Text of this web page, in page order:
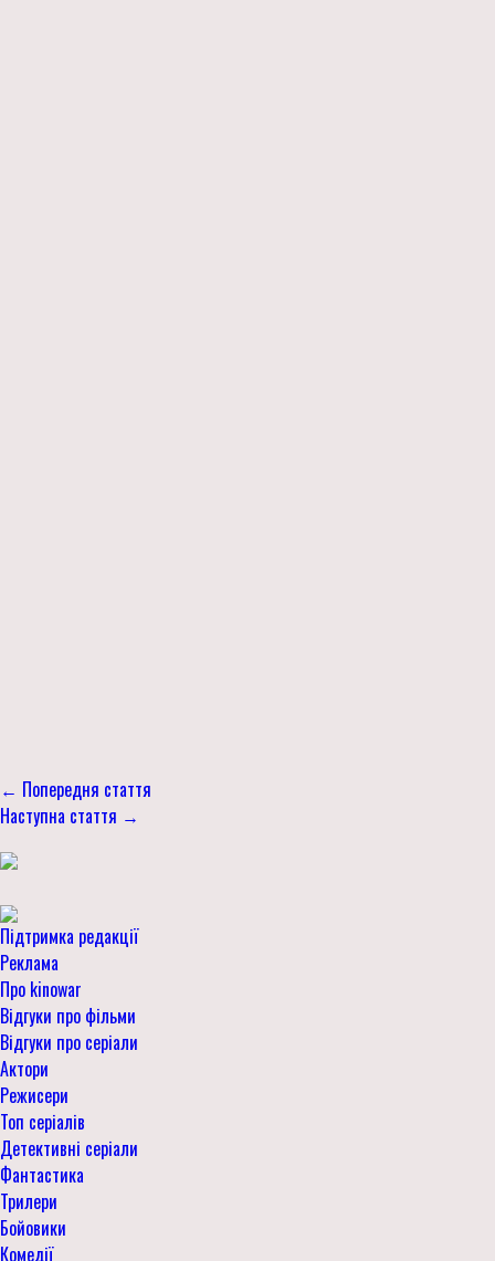
← Попередня стаття
Наступна стаття →
Підтримка редакції
Реклама
Про kinowar
Відгуки про фільми
Відгуки про серіали
Актори
Режисери
Топ серіалів
Детективні серіали
Фантастика
Трилери
Бойовики
Комедії